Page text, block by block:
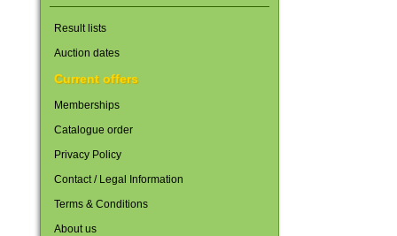
Result lists
Auction dates
Current offers
Memberships
Catalogue order
Privacy Policy
Contact / Legal Information
Terms & Conditions
About us